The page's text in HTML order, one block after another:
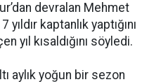
devralan Mehmet
kaptanlık yaptığını
yıl kısaldığını söyledi.
aylık yoğun bir sezon